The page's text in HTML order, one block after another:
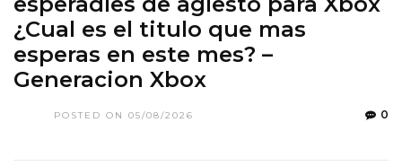
¿Cual es el titulo que mas
esperas en este mes? –
Generacion Xbox
POSTED ON 05/08/2026 0